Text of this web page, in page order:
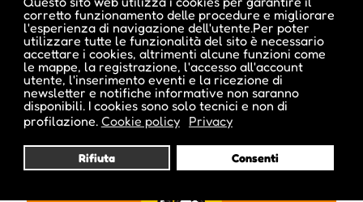
corretto funzionamento delle procedure e migliorare
l'esperienza di navigazione dell'utente.Per poter
utilizzare tutte le funzionalità del sito è necessario
accettare i cookies, altrimenti alcune funzioni come
le mappe, la registrazione, l'accesso all'account
utente, l'inserimento eventi e la ricezione di
newsletter e notifiche informative non saranno
disponibili. I cookies sono solo tecnici e non di
profilazione. Cookie policy Privacy
Rifiuta Consenti
Pubblicato da :